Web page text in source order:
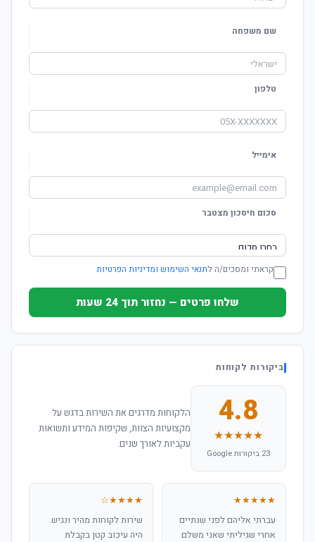
שם משפחה
טלפון
אימייל
סכום חיסכון מצטבר
קראתי ומסכים/ה לתנאי השימוש ומדיניות הפרטיות
שלחו פרטים — נחזור תוך 24 שעות
ביקורות לקוחות
4.8
★★★★★
23 ביקורות Google
הלקוחות מדרגים את השירות בדגש על
מקצועיות הצוות, שקיפות המידע ותשואות
עקביות לאורך שנים.
★★★★★
עברתי אליהם לפני שנתיים
אחרי שגיליתי שאני משלם
★★★★☆
שירות לקוחות מהיר ונגיש.
היה עיכוב קטן בקבלת